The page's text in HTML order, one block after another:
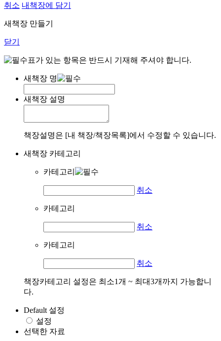
취소 내책장에 담기
새책장 만들기
닫기
표가 있는 항목은 반드시 기재해 주셔야 합니다.
새책장 명
새책장 설명
책장설명은 [내 책장/책장목록]에서 수정할 수 있습니다.
새책장 카테고리
카테고리
취소
카테고리
취소
카테고리
취소
책장카테고리 설정은 최소1개 ~ 최대3개까지 가능합니
다.
Default 설정
설정
선택한 자료